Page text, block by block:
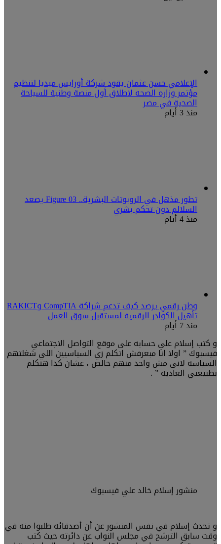
الإعلامي حسن عثمان يقود شركة أورايس ميديا لتنظيم
مؤتمر وزاره الصحه لاطلاق أول منصة وطنية للسياحة
الصحية في مصر
منذ 3 أيام
تطور مذهل في الروبوتات البشرية.. Figure 03 يصعد
السلالم دون تحكم بشري
منذ 4 أيام
وطن رقمي يرصد كيف تدعم شراكة CompTIA وRAKICT
تأهيل الكوادر الرقمية لمستقبل سوق العمل
منذ 7 أيام
و كتب إسلام علي حسابه على موقع التواصل الاجتماعي
فيسبوك ” اولا انا مبعرفش اتكلم زي السياسيين اللي شغلتهم
السياسه لاني مش واحد منهم خالص ، عشان كدا هتكلم
بطبيعتي العاديه ” .
منشور إسلام خالد علي فيسبوك
و تحدث إسلام في نفس المنشور عن أن أصدقائه طلبوا منه في
وقت سابق الترشح في مجلس النواب عن دائرته حيث كتب